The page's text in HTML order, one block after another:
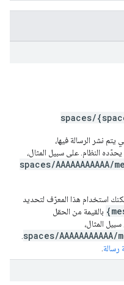
spaces/
نشر الرسالة فيها،
النظام. على سبيل المثال،
spaces/AAAAAAAAAAA/
استخدام هذا المعرّف لتحديد
بالقيمة من الحقل
سبيل المثال،
spaces/
رسالة